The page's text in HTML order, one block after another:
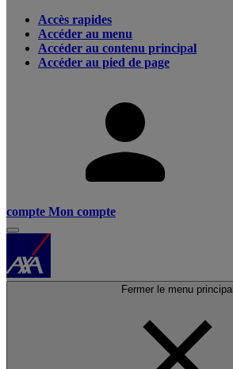
Accès rapides
Accéder au menu
Accéder au contenu principal
Accéder au pied de page
compte Mon compte
Fermer le menu principal